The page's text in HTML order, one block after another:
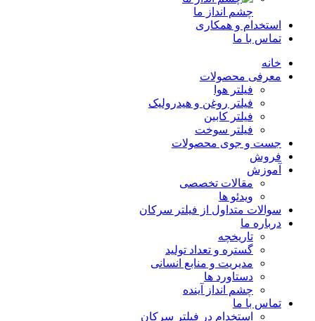
چشم انداز ما
استخدام و همکاری
تماس با ما
خانه
معرفی محصولات
فیلتر هوا
فیلتر روغن و هیدرولیک
فیلتر کابین
فیلتر سوخت
جست و جوی محصولات
فروش
آموزش
مقالات تخصصی
ویدئو ها
سوالات متداول از فیلتر سرکان
درباره ما
تاریخچه
گستره و تعداد تولید
مدیریت و منابع انسانی
دستاورد ها
چشم انداز آینده
تماس با ما
استخدام در فیلتر سرکان